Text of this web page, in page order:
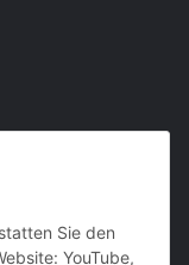
Sie den
YouTube,